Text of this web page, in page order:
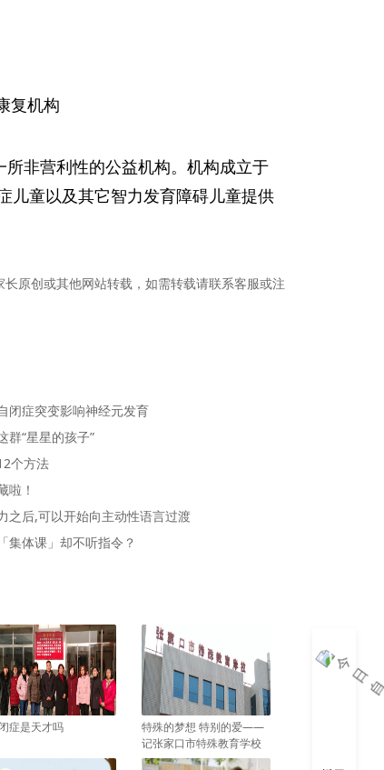
复机构
非营利性的公益机构。机构成立于
儿童以及其它智力发育障碍儿童提供
原创或其他网站转载，如需转载请联系客服或注
闭症突变影响神经元发育
群“星星的孩子”
个方法
啦！
之后,可以开始向主动性语言过渡
集体课」却不听指令？
症是天才吗
特殊的梦想 特别的爱——
记张家口市特殊教育学校
校长苏富梅